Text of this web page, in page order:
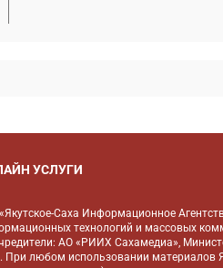
УСЛУГИ
Саха Информационное
технологий и массовых
АО «РИИХ Сахамедиа»,
При любом использовании материалов